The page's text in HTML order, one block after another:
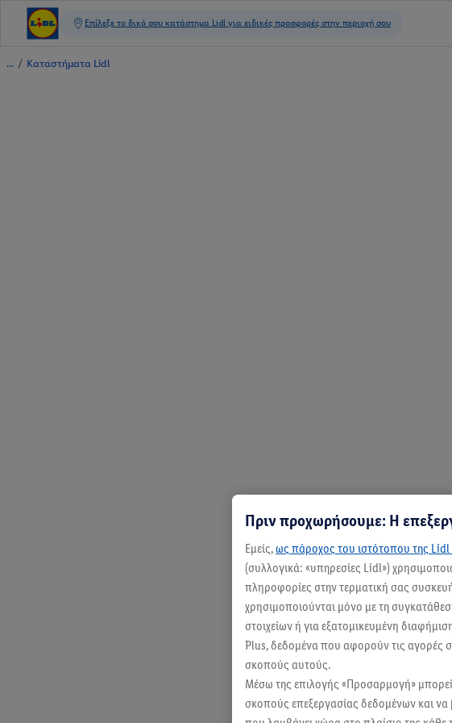
/ Καταστήματα Lidl
Πριν προχωρήσουμε: Η
Εμείς,ως πάροχος του ιστότοπου της
(συλλογικά: «υπηρεσίες Lidl»)
πληροφορίες στην τερματική σας
χρησιμοποιούνται μόνο με τη
στοιχείων ή για εξατομικευμένη
Plus, δεδομένα που αφορούν τις αγορές
σκοπούς αυτούς.
Μέσω της επιλογής «Προσαρμογή»
σκοπούς επεξεργασίας δεδομένων και να